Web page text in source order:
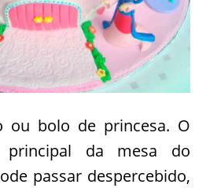
ou bolo de princesa. O
da mesa do
passar despercebido,